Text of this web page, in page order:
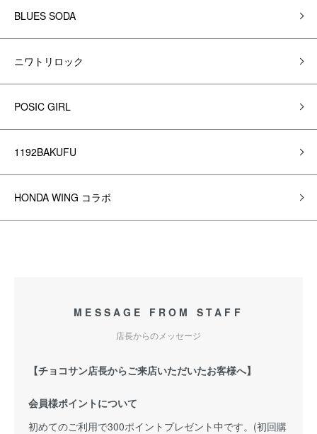
BLUES SODA
ニワトリロック
POSIC GIRL
1192BAKUFU
HONDA WING コラボ
MESSAGE FROM STAFF
店長からのメッセージ
【チョコサン店長からご来店いただいたお客様へ】
会員様ポイントについて
初めてのご利用で300ポイントプレゼント中です。(初回購